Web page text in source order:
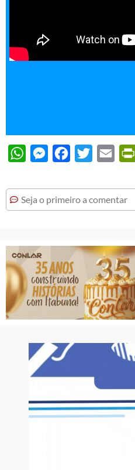
WhatsAppMessengerFacebook
Twitter Email
Seja o primeiro a comentar